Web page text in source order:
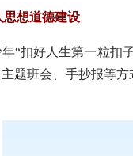
想道德建设
扣好人生第一粒扣
题班会、手抄报等